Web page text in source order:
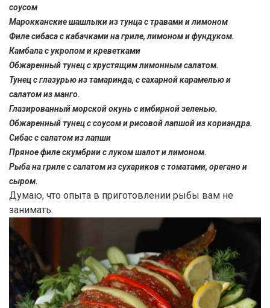
соусом
Марокканские шашлыки из тунца с травами и лимоном
Филе сибаса с кабачками на гриле, лимоном и фундуком.
Камбала с укропом и креветками
Обжаренный тунец с хрустящим лимонным салатом.
Тунец с глазурью из тамаринда, с сахарной карамелью и
салатом из манго.
Глазированный морской окунь с имбирной зеленью.
Обжаренный тунец с соусом и рисовой лапшой из кориандра.
Сибас с салатом из лапши
Пряное филе скумбрии с луком шалот и лимоном.
Рыба на гриле с салатом из сухариков с томатами, орегано и
сыром.
Думаю, что опыта в приготовлении рыбы вам не
занимать.